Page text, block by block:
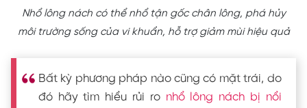
Nhổ lông nách có thể nhổ tận gốc chân lông, phá hủy
môi trường sống của vi khuẩn, hỗ trợ giảm mùi hiệu quả
Bất kỳ phương pháp nào cũng có mặt trái, do
đó hãy tìm hiểu rủi ro nhổ lông nách bị nổi